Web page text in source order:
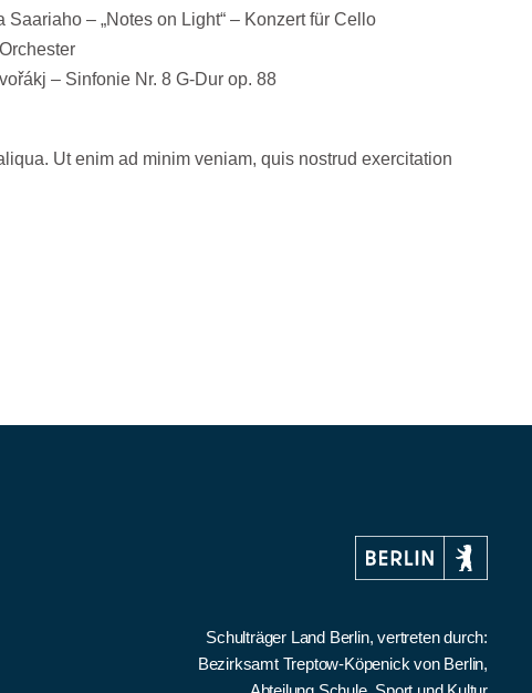
Saariaho – „Notes on Light“ – Konzert für Cello
– Sinfonie Nr. 8 G-Dur op. 88
Ut enim ad minim veniam, quis nostrud exercitation
Schulträger Land Berlin, vertreten durch:
Bezirksamt Treptow-Köpenick von Berlin,